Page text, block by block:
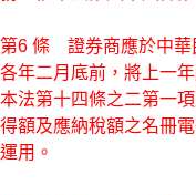
第6 條 證券商應於中華
各年二月底前，將上一
本法第十四條之二第一
得額及應納稅額之名冊
運用。